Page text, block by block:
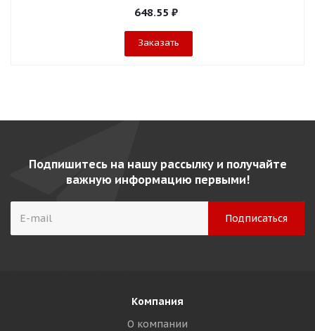
648.55 ₽
Заказать
Подпишитесь на нашу рассылку и получайте
важную информацию первыми!
Компания
О компании